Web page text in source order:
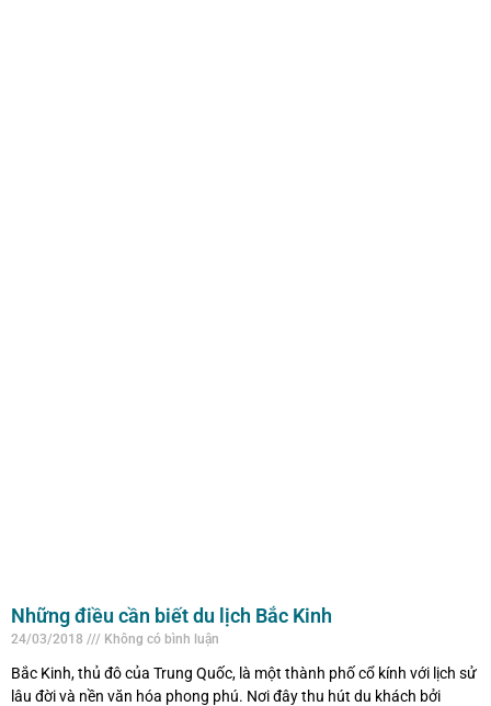
Những điều cần biết du lịch Bắc Kinh
24/03/2018 Không có bình luận
Bắc Kinh, thủ đô của Trung Quốc, là một thành phố cổ kính với lịch sử
lâu đời và nền văn hóa phong phú. Nơi đây thu hút du khách bởi